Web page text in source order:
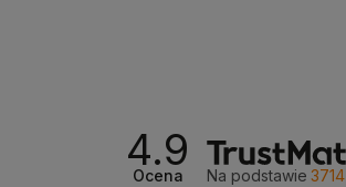
4.9
Ocena Na podstawie 3714